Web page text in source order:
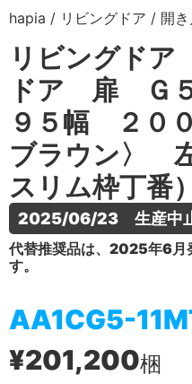
hapia / リビングドア / 開き
リビングド
ドア 扉 Ｇ
９５幅 ２０
ブラウン〉
スリム枠丁番
2025/06/23　生産中
代替推奨品は、2025年6月
す。
AA1CG5-
¥201,200梱